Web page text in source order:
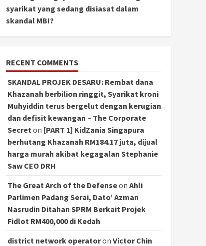
syarikat yang sedang disiasat dalam
skandal MBI?
RECENT COMMENTS
SKANDAL PROJEK DESARU: Rembat dana
Khazanah berbilion ringgit, Syarikat kroni
Muhyiddin terus bergelut dengan kerugian
dan defisit kewangan – The Corporate
Secret on [PART 1] KidZania Singapura
berhutang Khazanah RM184.17 juta, dijual
harga murah akibat kegagalan Stephanie
Saw CEO DRH
The Great Arch of the Defenseon Ahli
Parlimen Padang Serai, Dato’ Azman
Nasrudin Ditahan SPRM Berkait Projek
Fidlot RM400,000 di Kedah
district network operatoron Victor Chin